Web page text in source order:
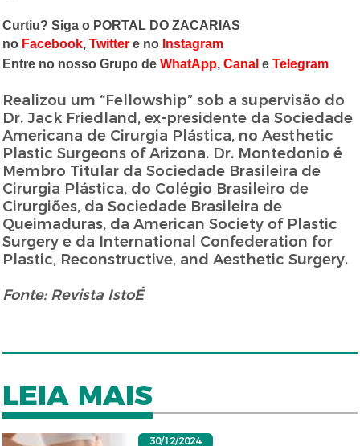
Curtiu? Siga o PORTAL DO ZACARIAS
no Facebook,Twitter e no Instagram
Entre no nosso Grupo deWhatApp,Canal eTelegram
Realizou um “Fellowship” sob a supervisão do
Dr. Jack Friedland, ex-presidente da Sociedade
Americana de Cirurgia Plástica, no Aesthetic
Plastic Surgeons of Arizona. Dr. Montedonio é
Membro Titular da Sociedade Brasileira de
Cirurgia Plástica, do Colégio Brasileiro de
Cirurgiões, da Sociedade Brasileira de
Queimaduras, da American Society of Plastic
Surgery e da International Confederation for
Plastic, Reconstructive, and Aesthetic Surgery.
Fonte: Revista IstoÉ
LEIA MAIS
30/12/2024